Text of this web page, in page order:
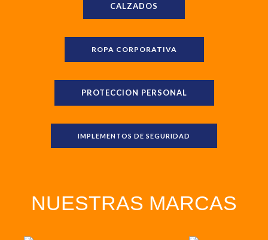
CALZADOS
ROPA CORPORATIVA
PROTECCION PERSONAL
IMPLEMENTOS DE SEGURIDAD
NUESTRAS MARCAS